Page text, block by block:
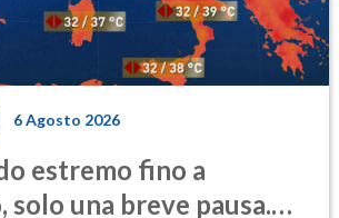
6 Agosto 2026
estremo fino a
solo una breve pausa.